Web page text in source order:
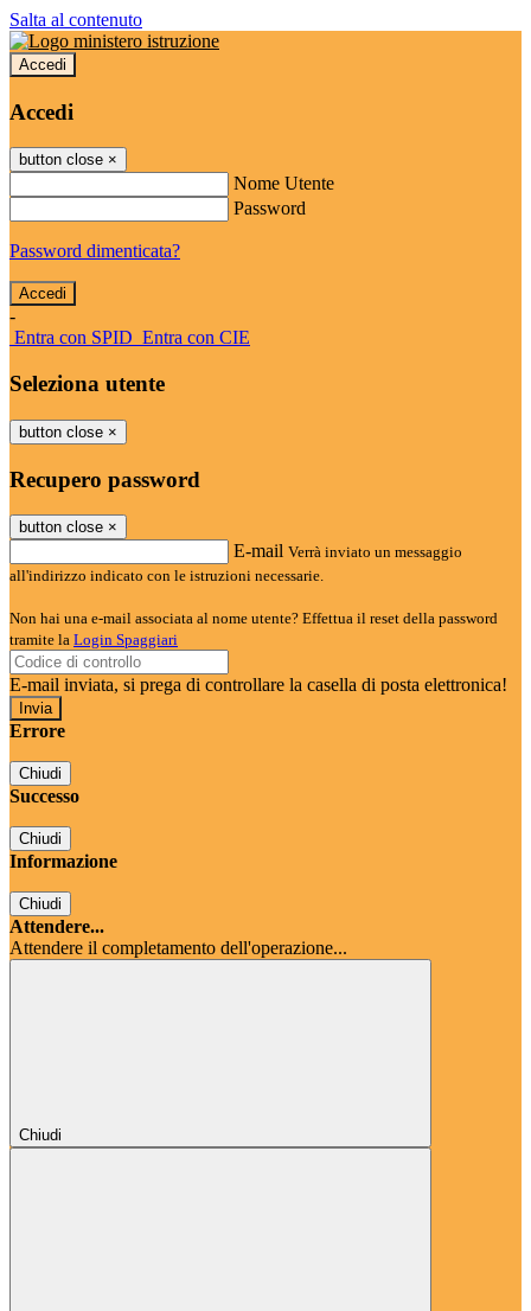
Salta al contenuto
Accedi
Accedi
button close ×
Nome Utente
Password
Password dimenticata?
-
Entra con SPID Entra con CIE
Seleziona utente
button close ×
Recupero password
button close ×
E-mail Verrà inviato un messaggio
all'indirizzo indicato con le istruzioni necessarie.
Non hai una e-mail associata al nome utente? Effettua il reset della password
tramite la Login Spaggiari
E-mail inviata, si prega di controllare la casella di posta elettronica!
Errore
Chiudi
Successo
Chiudi
Informazione
Chiudi
Attendere...
Attendere il completamento dell'operazione...
Chiudi